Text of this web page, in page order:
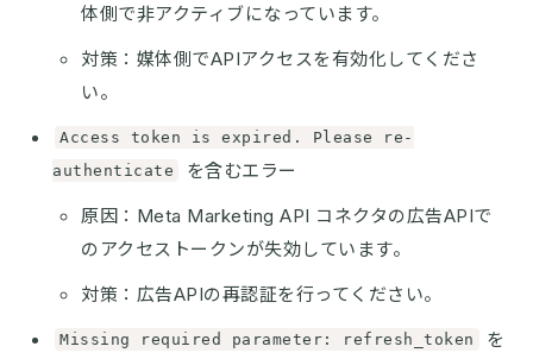
体側で非アクティブになっています。
対策：媒体側でAPIアクセスを有効化してくださ
い。
Access token is expired. Please re-
authenticate
を含むエラー
原因：Meta Marketing API コネクタの広告APIで
のアクセストークンが失効しています。
対策：広告APIの再認証を行ってください。
Missing required parameter: refresh_token
を